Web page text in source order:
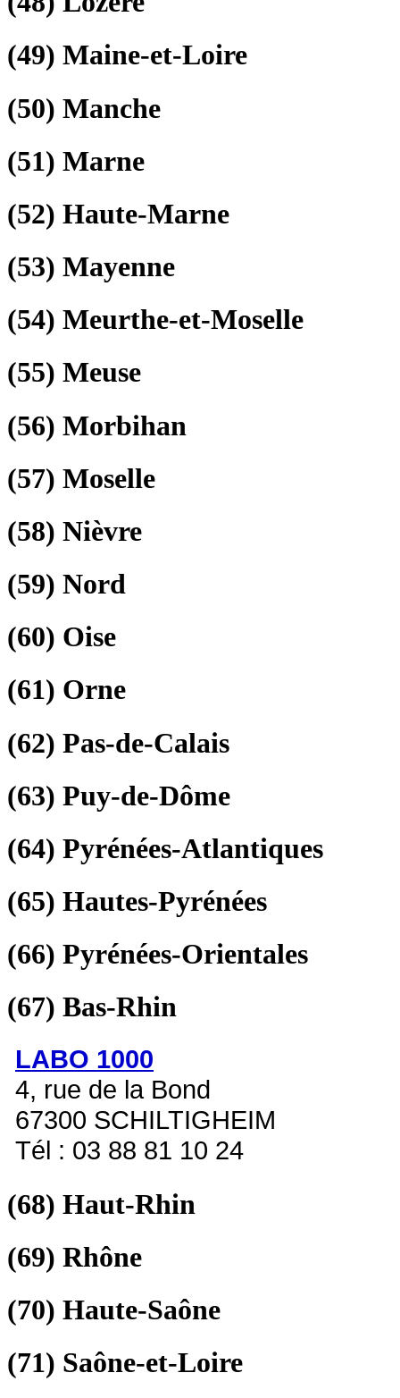
(49) Maine-et-Loire
(50) Manche
(51) Marne
(52) Haute-Marne
(53) Mayenne
(54) Meurthe-et-Moselle
(55) Meuse
(56) Morbihan
(57) Moselle
(58) Nièvre
(59) Nord
(60) Oise
(61) Orne
(62) Pas-de-Calais
(63) Puy-de-Dôme
(64) Pyrénées-Atlantiques
(65) Hautes-Pyrénées
(66) Pyrénées-Orientales
(67) Bas-Rhin
LABO 1000
4, rue de la Bond
67300 SCHILTIGHEIM
Tél : 03 88 81 10 24
(68) Haut-Rhin
(69) Rhône
(70) Haute-Saône
(71) Saône-et-Loire